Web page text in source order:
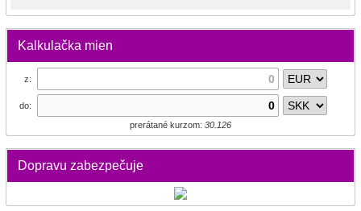
Kalkulačka mien
z:
do:
prerátané kurzom: 30.126
Dopravu zabezpečuje